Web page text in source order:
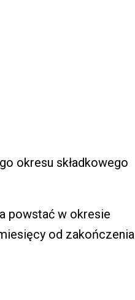
okresu składkowego
powstać w okresie
od zakończenia